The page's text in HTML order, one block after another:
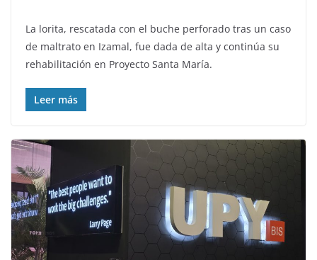
La lorita, rescatada con el buche perforado tras un caso
de maltrato en Izamal, fue dada de alta y continúa su
rehabilitación en Proyecto Santa María.
Leer más